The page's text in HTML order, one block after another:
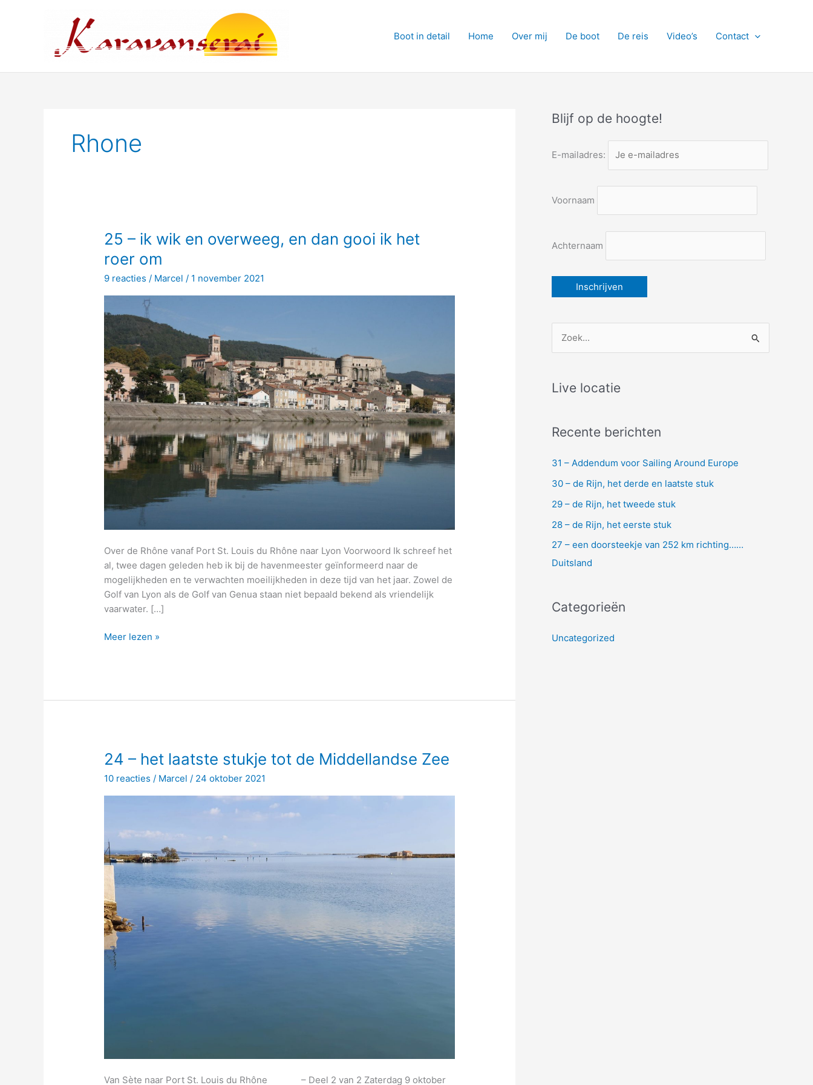
Boot in detail Home Over mij De boot De reis Video’s Contact
Rhone
25 – ik wik en overweeg, en dan gooi ik het
roer om
9 reacties / Marcel/ 1 november 2021
Over de Rhône vanaf Port St. Louis du Rhône naar Lyon Voorwoord Ik schreef het
al, twee dagen geleden heb ik bij de havenmeester geïnformeerd naar de
mogelijkheden en te verwachten moeilijkheden in deze tijd van het jaar. Zowel de
Golf van Lyon als de Golf van Genua staan niet bepaald bekend als vriendelijk
vaarwater. […]
25
gooi
ik
het
roer
Meer lezen »
24 – het laatste stukje tot de Middellandse Zee
10 reacties / Marcel/ 24 oktober 2021
Van Sète naar Port St. Louis du Rhône – Deel 2 van 2 Zaterdag 9 oktober
Blijf op de hoogte!
E-mailadres:
Voornaam
Achternaam
k
a
r
Live locatie
Recente berichten
31 – Addendum voor Sailing Around Europe
30 – de Rijn, het derde en laatste stuk
29 – de Rijn, het tweede stuk
28 – de Rijn, het eerste stuk
27 – een doorsteekje van 252 km richting……
Duitsland
Categorieën
Uncategorized